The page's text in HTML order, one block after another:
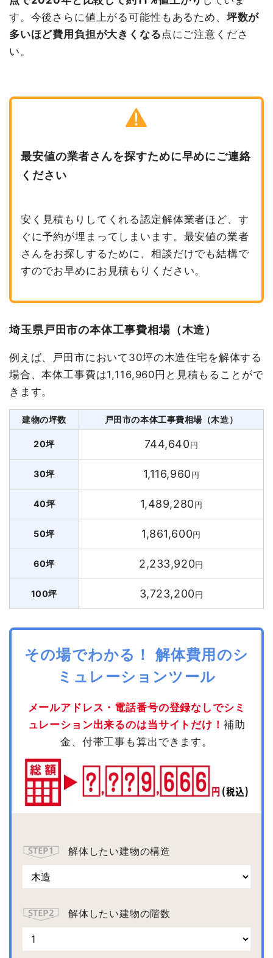
す。今後さらに値上がる可能性もあるため、 坪数が
多いほど費用負担が大きくなる 点にご注意くださ
い。
最安値の業者さんを探すために早めにご連絡
ください
安く見積もりしてくれる認定解体業者ほど、す
ぐに予約が埋まってしまいます。最安値の業者
さんをお探しするために、相談だけでも結構で
すのでお早めにお見積もりください。
埼玉県戸田市の本体工事費相場（木造）
例えば、戸田市において30坪の木造住宅を解体する
場合、本体工事費は1,116,960円と見積もることがで
きます。
建物の坪数 戸田市の本体工事費相場（木造）
20坪 744,640円
30坪 1,116,960円
40坪 1,489,280円
50坪 1,861,600円
60坪 2,233,920円
100坪 3,723,200円
その場でわかる！ 解体費用のシ
ミュレーションツール
メールアドレス・電話番号の登録なしでシミ
ュレーション出来るのは当サイトだけ！ 補助
金、付帯工事も算出できます。
解体したい建物の構造
解体したい建物の階数